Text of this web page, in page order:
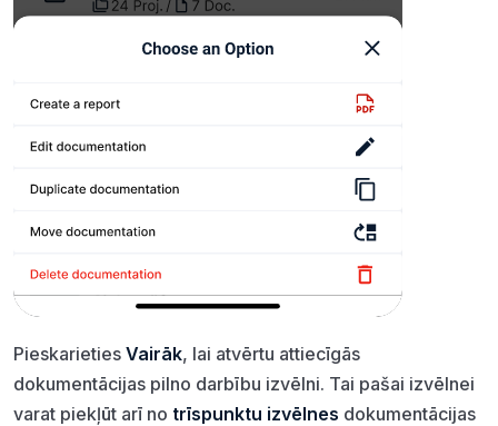
Pieskarieties Vairāk, lai atvērtu attiecīgās
dokumentācijas pilno darbību izvēlni. Tai pašai izvēlnei
varat piekļūt arī no trīspunktu izvēlnes dokumentācijas